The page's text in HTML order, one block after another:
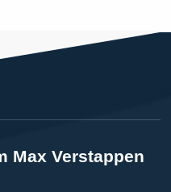
Max Verstappen